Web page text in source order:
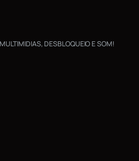
DESBLOQUEIO E SOM!